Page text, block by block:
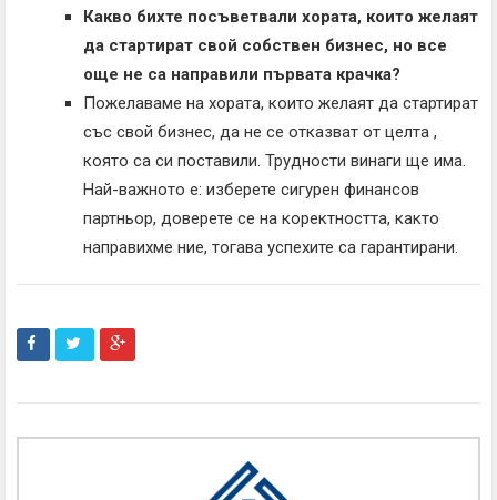
Какво бихте посъветвали хората, които желаят
да стартират свой собствен бизнес, но все
още не са направили първата крачка?
Пожелаваме на хората, които желаят да стартират
със свой бизнес, да не се отказват от целта ,
която са си поставили. Трудности винаги ще има.
Най-важното е: изберете сигурен финансов
партньор, доверете се на коректността, както
направихме ние, тогава успехите са гарантирани.